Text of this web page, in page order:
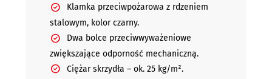
Klamka przeciwpożarowa z rdzeniem
stalowym, kolor czarny.
Dwa bolce przeciwwyważeniowe
zwiększające odporność mechaniczną.
Ciężar skrzydła – ok. 25 kg/m².